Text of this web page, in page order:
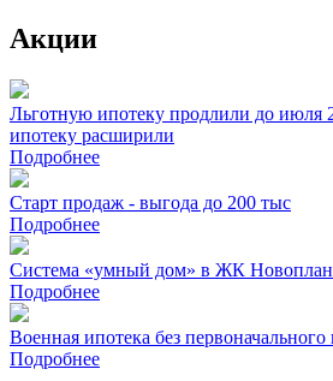
Акции
Льготную ипотеку продлили до июля
ипотеку расширили
Подробнее
Старт продаж - выгода до 200 тыс
Подробнее
Система «умный дом» в ЖК Новоплан
Подробнее
Военная ипотека без первоначального
Подробнее